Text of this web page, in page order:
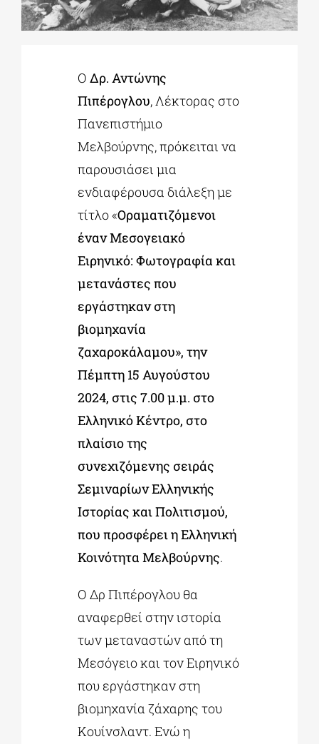
ΟΔρ. Αντώνης
Πιπέρογλου, Λέκτορας στο
Πανεπιστήμιο
Μελβούρνης, πρόκειται να
παρουσιάσει μια
ενδιαφέρουσα διάλεξη με
τίτλο «Οραματιζόμενοι
έναν Μεσογειακό
Ειρηνικό: Φωτογραφία και
μετανάστες που
εργάστηκαν στη
βιομηχανία
ζαχαροκάλαμου», την
Πέμπτη 15 Αυγούστου
2024, στις 7.00 μ.μ. στο
Ελληνικό Κέντρο, στο
πλαίσιο της
συνεχιζόμενης σειράς
Σεμιναρίων Ελληνικής
Ιστορίας και Πολιτισμού,
που προσφέρει η Ελληνική
Κοινότητα Μελβούρνης.
Ο Δρ Πιπέρογλου θα
αναφερθεί στην ιστορία
των μεταναστών από τη
Μεσόγειο και τον Ειρηνικό
που εργάστηκαν στη
βιομηχανία ζάχαρης του
Κουίνσλαντ. Ενώ η